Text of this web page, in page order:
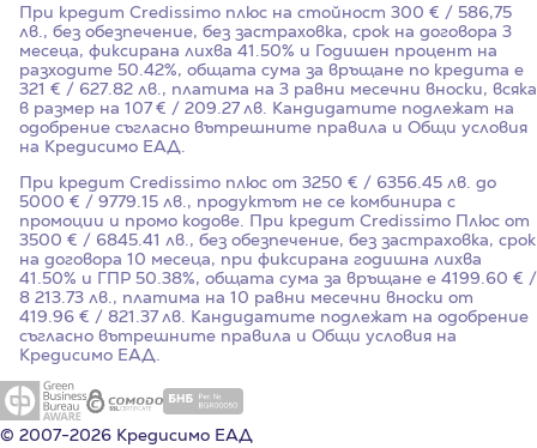
При кредит Credissimo плюс на стойност 300 € / 586,75
лв., без обезпечение, без застраховка, срок на договора 3
месеца, фиксирана лихва 41.50% и Годишен процент на
разходите 50.42%, общата сума за връщане по кредита е
321 € / 627.82 лв., платима на 3 равни месечни вноски, всяка
в размер на 107 € / 209.27 лв. Кандидатите подлежат на
одобрение съгласно вътрешните правила и Общи условия
на Кредисимо ЕАД.
При кредит Credissimo плюс от 3250 € / 6356.45 лв. до
5000 € / 9779.15 лв., продуктът не се комбинира с
промоции и промо кодове. При кредит Credissimo Плюс от
3500 € / 6845.41 лв., без обезпечение, без застраховка, срок
на договора 10 месеца, при фиксирана годишна лихва
41.50% и ГПР 50.38%, общата сума за връщане е 4199.60 € /
8 213.73 лв., платима на 10 равни месечни вноски от
419.96 € / 821.37 лв. Кандидатите подлежат на одобрение
съгласно вътрешните правила и Общи условия на
Кредисимо ЕАД.
© 2007-2026 Кредисимо ЕАД